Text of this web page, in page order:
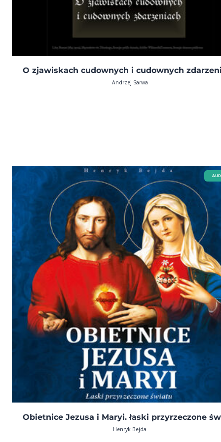
O zjawiskach cudownych i cudownych
Andrzej Sarwa
Obietnice Jezusa i Maryi. łaski przyrzeczone
Henryk Bejda